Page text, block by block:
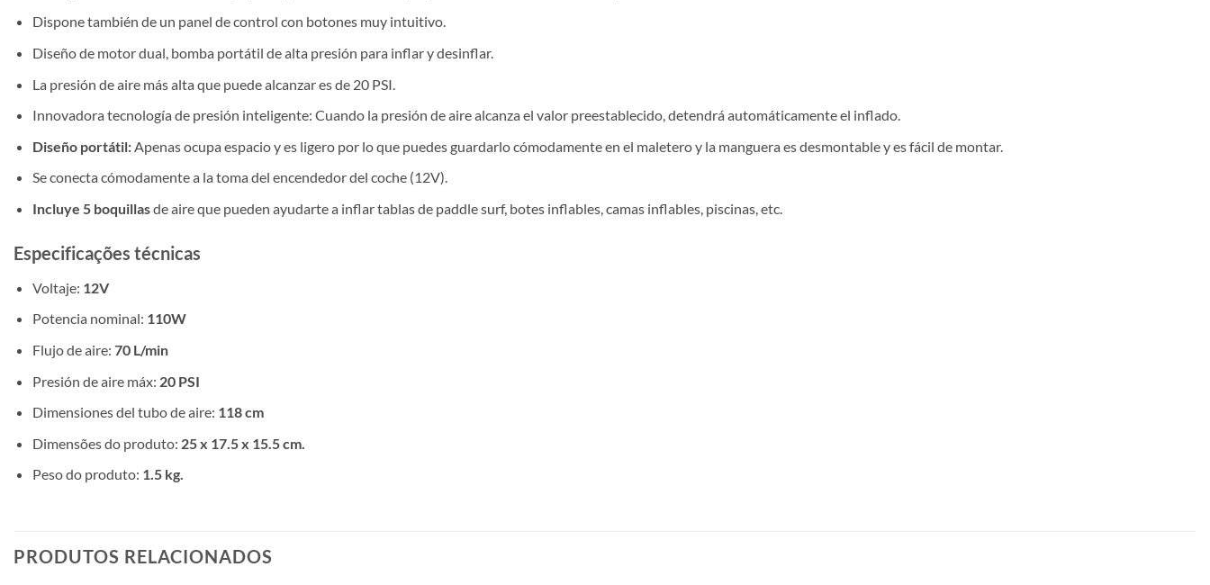
Dispone también de un panel de control con botones muy intuitivo.
Diseño de motor dual, bomba portátil de alta presión para inflar y desinflar.
La presión de aire más alta que puede alcanzar es de 20 PSI.
Innovadora tecnología de presión inteligente: Cuando la presión de aire alcanza el valor preestablecido, detendrá automáticamente el inflado.
Diseño portátil:Apenas ocupa espacio y es ligero por lo que puedes guardarlo cómodamente en el maletero y la manguera es desmontable y es fácil de montar.
Se conecta cómodamente a la toma del encendedor del coche (12V).
Incluye 5 boquillasde aire que pueden ayudarte a inflar tablas de paddle surf, botes inflables, camas inflables, piscinas, etc.
Especificações técnicas
Voltaje: 12V
Potencia nominal: 110W
Flujo de aire: 70 L/min
Presión de aire máx: 20 PSI
Dimensiones del tubo de aire: 118 cm
Dimensões do produto: 25 x 17.5 x 15.5 cm.
Peso do produto: 1.5 kg.
PRODUTOS RELACIONADOS